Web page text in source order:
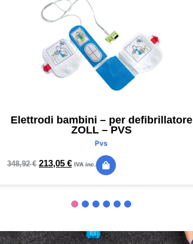
Elettrodi bambini – per defibrillatore
ZOLL – PVS
Pvs
348,92€ 213,05 € IVA inc.